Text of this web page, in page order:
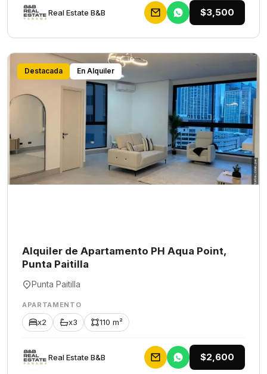
Rеаl Еstаtе В&В $3,500
Destacada En Alquiler
Alquiler de Apartamento PH Aqua Point,
Punta Paitilla
Punta Paitilla
APARTAMENTO
x2 x3 110 m²
Rеаl Еstаtе В&В $2,600